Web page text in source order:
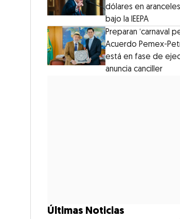
dólares en
bajo la IEEPA
Preparan ‘carnaval
Acuerdo Pemex-
está en fase de
anuncia canciller
Últimas Noticias